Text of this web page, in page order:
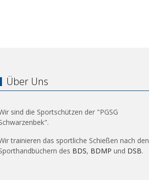
Über Uns
sind die Sportschützen der "PGSG
trainieren das sportliche Schießen nach den
des BDS, BDMP und DSB.